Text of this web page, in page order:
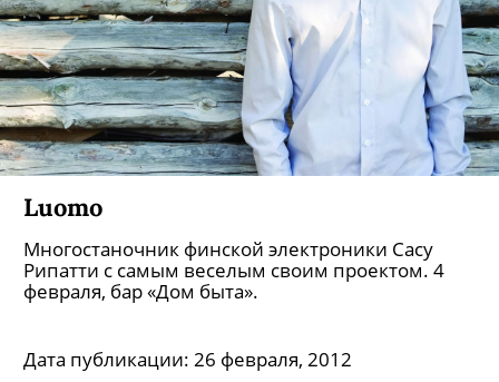
Luomo
Многостаночник финской электроники Сасу
Рипатти с самым веселым своим проектом. 4
февраля, бар «Дом быта».
Дата публикации: 26 февраля, 2012